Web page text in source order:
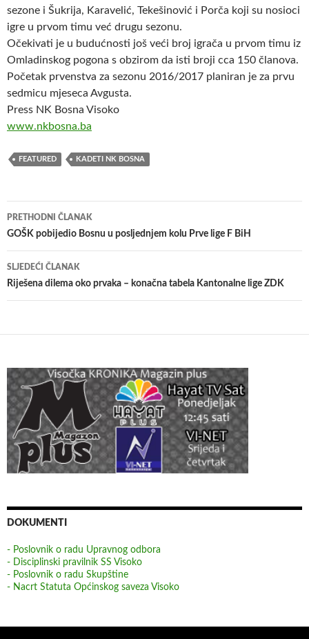
sezone i Šukrija, Karavelić, Tekešinović i Porča koji su nosioci
igre u prvom timu već drugu sezonu.
Očekivati je u budućnosti još veći broj igrača u prvom timu iz
Omladinskog pogona s obzirom da isti broji cca 150 članova.
Početak prvenstva za sezonu 2016/2017 planiran je za prvu
sedmicu mjeseca Avgusta.
Press NK Bosna Visoko
www.nkbosna.ba
FEATURED KADETI NK BOSNA
Navigacija
članaka
PRETHODNI ČLANAK
GOŠK pobijedio Bosnu u posljednjem kolu Prve lige F BiH
SLJEDEĆI ČLANAK
Riješena dilema oko prvaka – konačna tabela Kantonalne lige ZDK
DOKUMENTI
- Poslovnik o radu Upravnog odbora
- Disciplinski pravilnik SS Visoko
- Poslovnik o radu Skupštine
- Nacrt Statuta Općinskog saveza Visoko